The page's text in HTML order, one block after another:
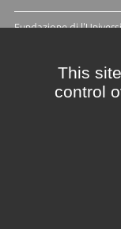
Fundazione di
Crédits et mentions
This
control